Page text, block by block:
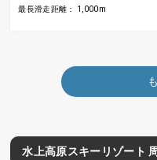
最長滑走距離： 1,000m
水上高原スキーリゾート